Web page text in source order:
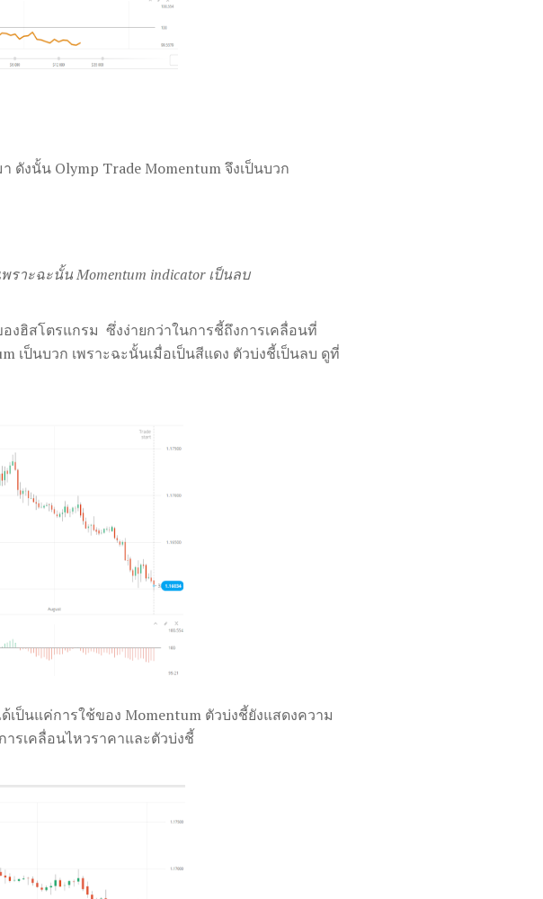
ดังนั้น Olymp Trade Momentum จึงเป็นบวก
าะฉะนั้น Momentum indicator เป็นลบ
ฮิสโตรแกรม ซึ่งง่ายกว่าในการชี้ถึงการเคลื่อนที่
เป็นบวก เพราะฉะนั้นเมื่อเป็นสีแดง ตัวบ่งชี้เป็นลบ ดูที่
ป็นแค่การใช้ของ Momentum ตัวบ่งชี้ยังแสดงความ
รเคลื่อนไหวราคาและตัวบ่งชี้